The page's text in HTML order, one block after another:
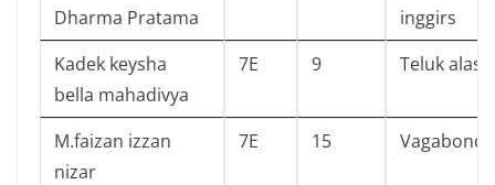
Dharma Pratama
inggirs
Kadek keysha
bella mahadivya
7E 9 Teluk
M.faizan izzan
nizar
7E 15 Vagabond